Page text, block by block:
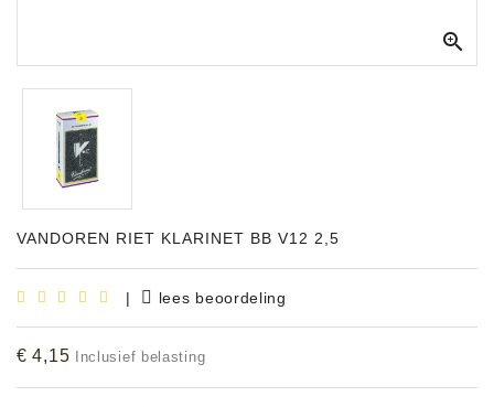
Instrumenten
Celtic
Bladmuziek
Accessoires
DEMO

VANDOREN RIET KLARINET BB V12 2,5
| lees beoordeling
€ 4,15 Inclusief belasting